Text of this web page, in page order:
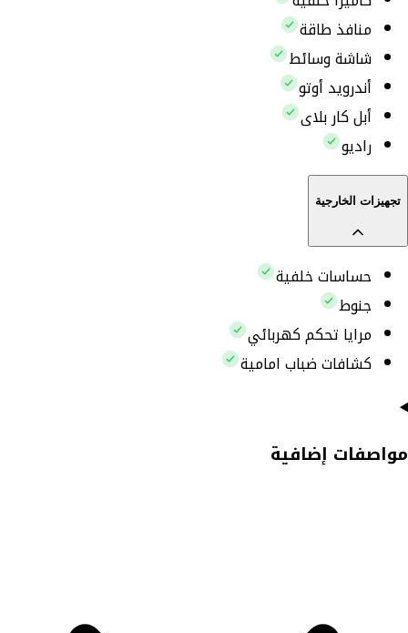
منافذ طاقة
شاشة وسائط
أندرويد أوتو
أبل كار بلاى
راديو
تجهيزات الخارجية
حساسات خلفية
جنوط
مرايا تحكم كهربائي
كشافات ضباب امامية
مواصفات إضافية